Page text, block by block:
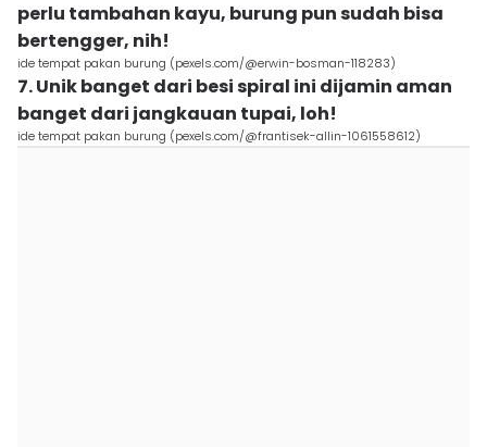
perlu tambahan kayu, burung pun sudah bisa
bertengger, nih!
ide tempat pakan burung (pexels.com/@erwin-bosman-118283)
7. Unik banget dari besi spiral ini dijamin aman
banget dari jangkauan tupai, loh!
ide tempat pakan burung (pexels.com/@frantisek-allin-1061558612)